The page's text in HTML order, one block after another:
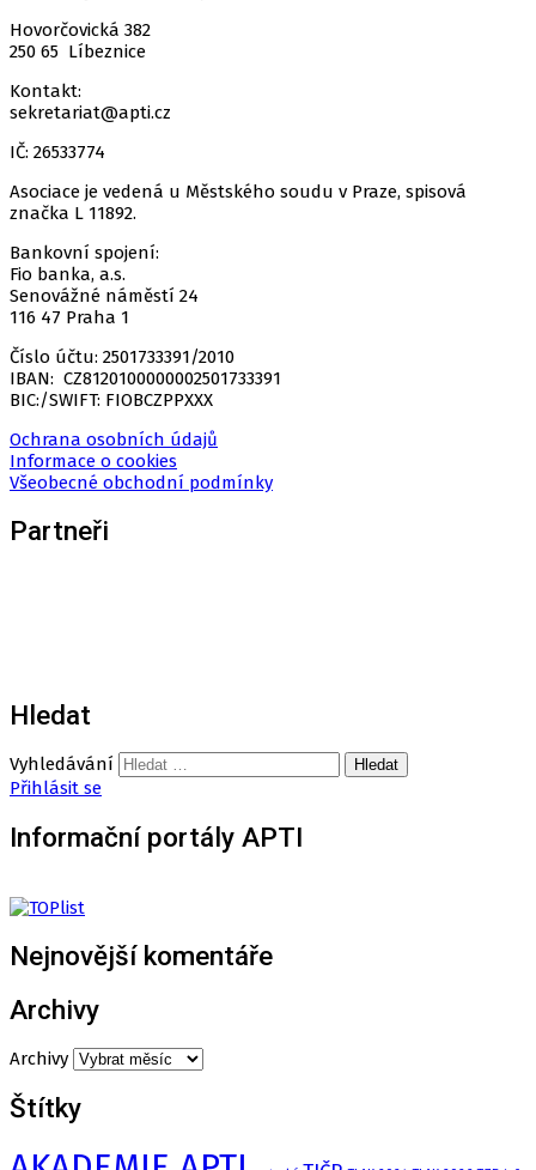
Hovorčovická 382
250 65 Líbeznice
Kontakt:
sekretariat@apti.cz
IČ: 26533774
Asociace je vedená u Městského soudu v Praze, spisová
značka L 11892.
Bankovní spojení:
Fio banka, a.s.
Senovážné náměstí 24
116 47 Praha 1
Číslo účtu: 2501733391/2010
IBAN: CZ8120100000002501733391
BIC:/SWIFT: FIOBCZPPXXX
Ochrana osobních údajů
Informace o cookies
Všeobecné obchodní podmínky
Partneři
Hledat
Vyhledávání
Přihlásit se
Informační portály APTI
Nejnovější komentáře
Archivy
Archivy
Štítky